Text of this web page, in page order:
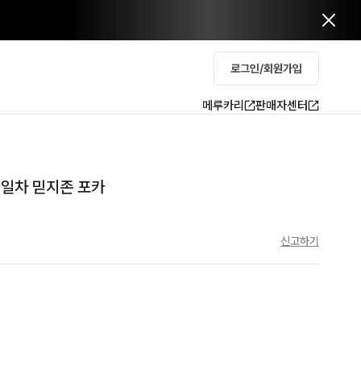
로그인/회원가입
메루카리 판매자센터
차 믿지존 포카
신고하기